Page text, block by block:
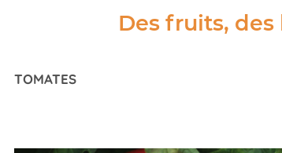
Des fruits,
TOMATES